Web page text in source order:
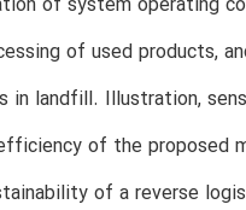
of system operating
of used products,
landfill. Illustration,
of the proposed
of a reverse